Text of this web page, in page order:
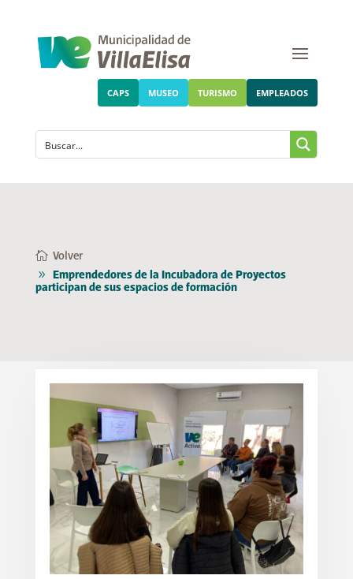
CAPS MUSEO TURISMO EMPLEADOS
Volver
Emprendedores de la Incubadora de Proyectos
participan de sus espacios de formación